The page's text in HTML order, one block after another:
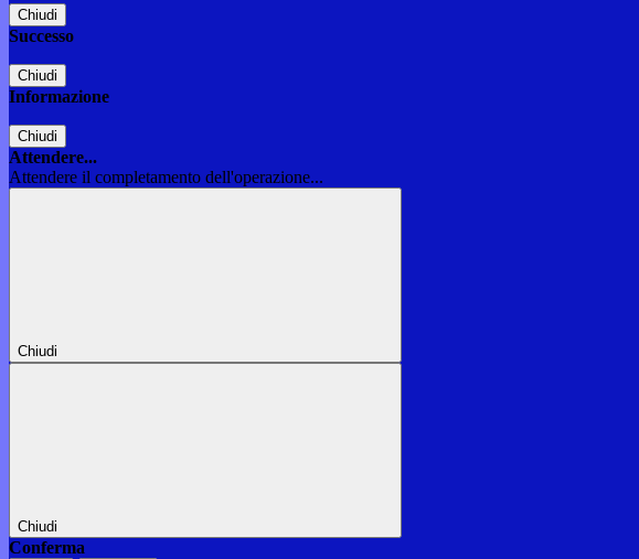
Chiudi
Successo
Chiudi
Informazione
Chiudi
Attendere...
Attendere il completamento dell'operazione...
Chiudi
Chiudi
Conferma